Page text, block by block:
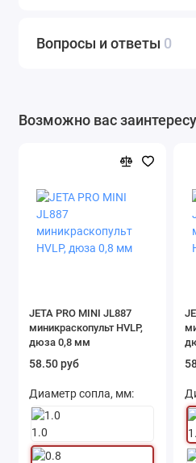
Вопросы и ответы 0
Возможно вас
JETA PRO MINI JL887
миникраскопульт HVLP,
дюза 0,8 мм
58.50 руб
Диаметр сопла, мм:
1.0